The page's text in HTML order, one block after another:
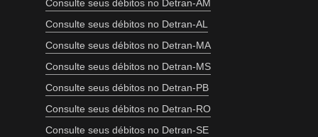
Consulte seus débitos no Detran-AM
Consulte seus débitos no Detran-AL
Consulte seus débitos no Detran-MA
Consulte seus débitos no Detran-MS
Consulte seus débitos no Detran-PB
Consulte seus débitos no Detran-RO
Consulte seus débitos no Detran-SE